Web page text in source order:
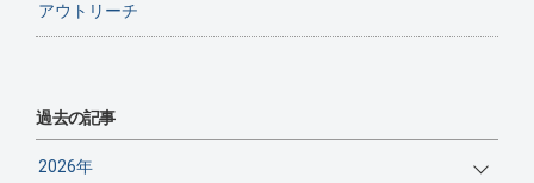
アウトリーチ
過去の記事
2026年